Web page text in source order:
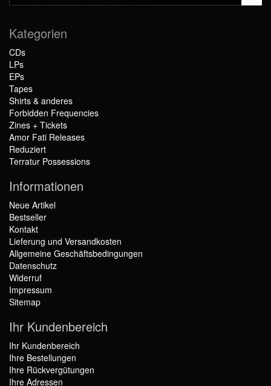
Kategorien
CDs
LPs
EPs
Tapes
Shirts & anderes
Forbidden Frequencies
Zines + Tickets
Amor Fati Releases
Reduziert
Terratur Possessions
Informationen
Neue Artikel
Bestseller
Kontakt
Lieferung und Versandkosten
Allgemeine Geschäftsbedingungen
Datenschutz
Widerruf
Impressum
Sitemap
Ihr Kundenbereich
Ihr Kundenbereich
Ihre Bestellungen
Ihre Rückvergütungen
Ihre Adressen